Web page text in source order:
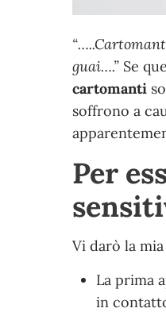
“
guai….” Se
cartomanti
soffrono a
Per
Vi darò la
La prima
in